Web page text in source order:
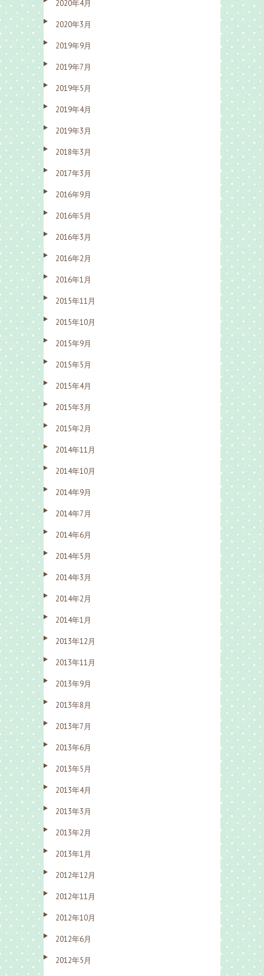
2020年4月
2020年3月
2019年9月
2019年7月
2019年5月
2019年4月
2019年3月
2018年3月
2017年3月
2016年9月
2016年5月
2016年3月
2016年2月
2016年1月
2015年11月
2015年10月
2015年9月
2015年5月
2015年4月
2015年3月
2015年2月
2014年11月
2014年10月
2014年9月
2014年7月
2014年6月
2014年5月
2014年3月
2014年2月
2014年1月
2013年12月
2013年11月
2013年9月
2013年8月
2013年7月
2013年6月
2013年5月
2013年4月
2013年3月
2013年2月
2013年1月
2012年12月
2012年11月
2012年10月
2012年6月
2012年5月